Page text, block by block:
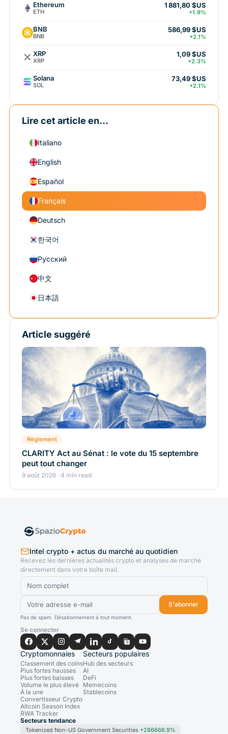
Ethereum
ETH
1 881,80 $US
+1.9%
BNB
BNB
586,99 $US
+2.1%
XRP
XRP
1,09 $US
+2.3%
Solana
SOL
73,49 $US
+2.1%
Lire cet article en...
Italiano
English
Español
Français
Deutsch
한국어
Русский
中文
日本語
Article suggéré
Règlement
CLARITY Act au Sénat : le vote du 15 septembre
peut tout changer
9 août 2026 · 4 min read
Intel crypto + actus du marché au quotidien
Recevez les dernières actualités crypto et analyses de marché
directement dans votre boîte mail.
S'abonner
Pas de spam. Désabonnement à tout moment.
Se connecter
Cryptomonnaies
Classement des coins
Plus fortes hausses
Plus fortes baisses
Volume le plus élevé
À la une
Convertisseur Crypto
Altcoin Season Index
RWA Tracker
Secteurs populaires
Hub des secteurs
AI
DeFi
Memecoins
Stablecoins
Secteurs tendance
Tokenized Non-US Government Securities +286666.9%